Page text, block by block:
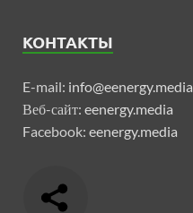
КОНТАКТЫ
E-mail: info@eenergy.media
Веб-сайт: eenergy.media
Facebook: eenergy.media